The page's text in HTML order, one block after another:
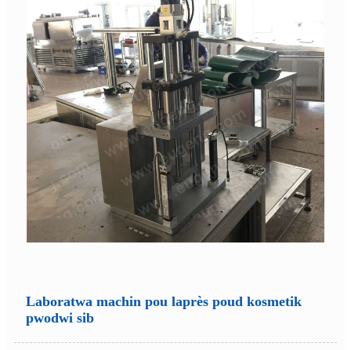
Laboratwa machin pou laprès poud kosmetik
pwodwi sib